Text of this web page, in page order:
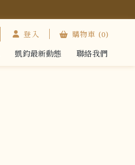
登入 購物車 (0)
凱鈞最新動態
聯絡我們